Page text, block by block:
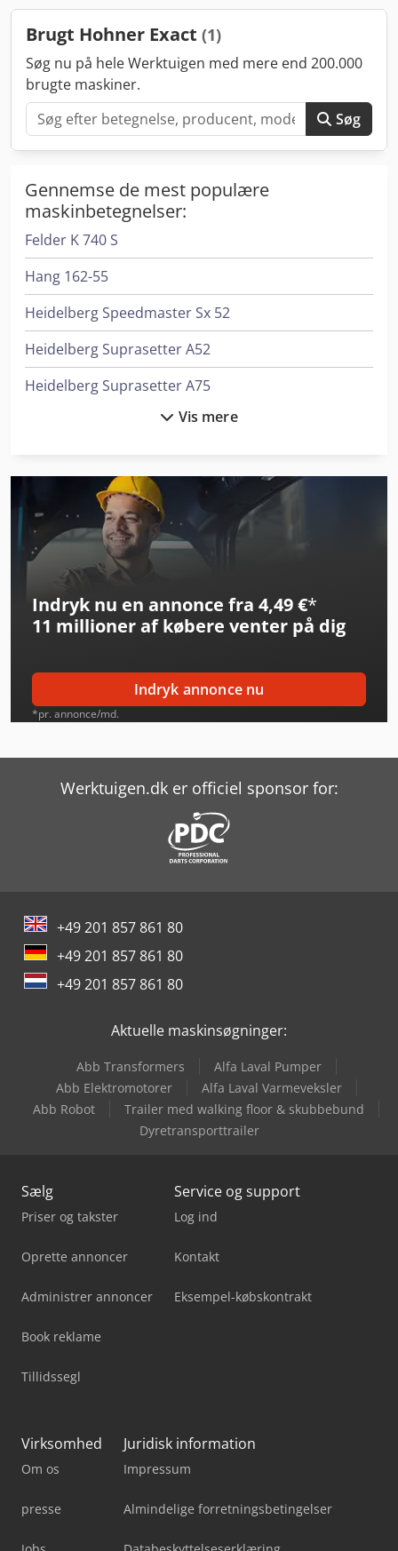
Brugt Hohner Exact (1)
Søg nu på hele Werktuigen med mere end 200.000
brugte maskiner.
Søg
Gennemse de mest populære
maskinbetegnelser:
Felder K 740 S
Hang 162-55
Heidelberg Speedmaster Sx 52
Heidelberg Suprasetter A52
Heidelberg Suprasetter A75
Heller H 6000
Heller Hf 5500
Hewlett Packard Printer
Holz-Her Epicon 7235
Horizon Ht-80
Horizon Pf-P330
Horizon St-40
Horizon Stitchliner 5500
Ideal 1080
Ideal 5255
Kallfass Kc 8060/650 Universal
Mbo Et 46
Studer Favorit
Vis mere
Indryk nu en annonce fra 4,49 €*
11 millioner af købere venter på dig
Indryk annonce nu
*pr. annonce/md.
Werktuigen.dk er officiel sponsor for:
+49 201 857 861 80
+49 201 857 861 80
+49 201 857 861 80
Aktuelle maskinsøgninger:
Abb Transformers
Alfa Laval Pumper
Abb Elektromotorer
Alfa Laval Varmeveksler
Abb Robot
Trailer med walking floor & skubbebund
Dyretransporttrailer
Sælg
Priser og takster
Oprette annoncer
Administrer annoncer
Book reklame
Tillidssegl
Service og support
Log ind
Kontakt
Eksempel-købskontrakt
Virksomhed
Om os
presse
Juridisk information
Impressum
Almindelige forretningsbetingelser